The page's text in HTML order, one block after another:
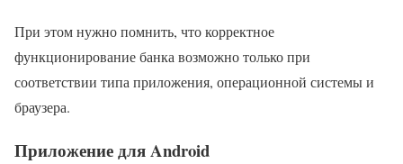
При этом нужно помнить, что корректное
функционирование банка возможно только при
соответствии типа приложения, операционной системы и
браузера.
Приложение для Android